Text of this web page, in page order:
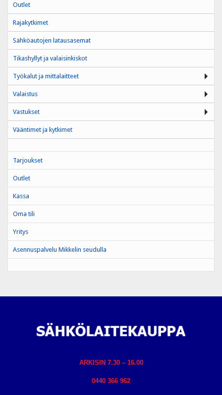
Outlet
Rajakytkimet
Sähköautojen latausasemat
Tikashyllyt ja valaisinkiskot
Työkalut ja mittalaitteet
Valaistus
Vastukset
Vääntimet ja kytkimet
Tarjoukset
Outlet
Kassa
Oma tili
Yritys
Asennuspalvelu Mikkelin seudulla
ARKISIN 7.30 – 16.00
0440 366 962